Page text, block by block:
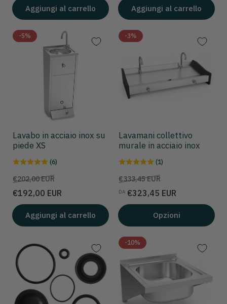
Aggiungi al carrello Aggiungi al carrello
-5%
Lavabo in acciaio inox su
piede XS
(6)
Prezzo
€202,00 EUR
scontato
€192,00 EUR
Aggiungi al carrello
-3%
Lavamani collettivo
murale in acciaio inox
(1)
Prezzo
€333,45 EUR
scontato
DA €323,45 EUR
Opzioni
-10%